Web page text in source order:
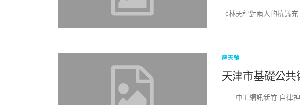
《林天秤對兩人的抗議
摩天輪
天津市基礎公
中工網訊新竹 自律神